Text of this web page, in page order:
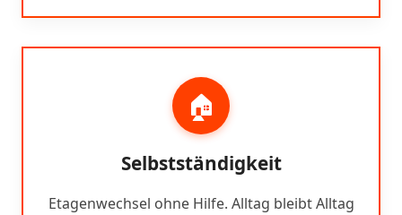
🏠
Selbstständigkeit
Etagenwechsel ohne Hilfe. Alltag bleibt Alltag